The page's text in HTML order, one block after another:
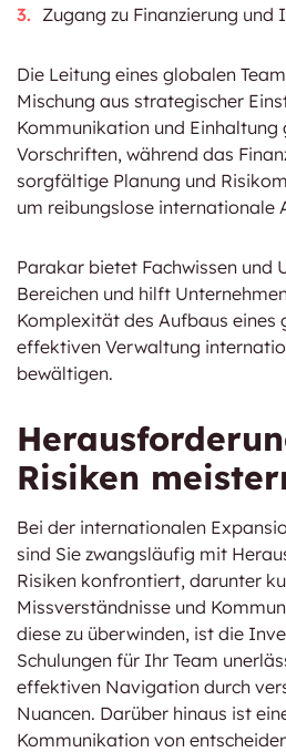
Zugang zu Finanzierung und
Die Leitung eines globalen
Mischung aus strategischer
Kommunikation und Einhaltung
Vorschriften, während das
sorgfältige Planung und
um reibungslose internationale
Parakar bietet Fachwissen und
Bereichen und hilft
Komplexität des Aufbaus eines
effektiven Verwaltung
bewältigen.
Risiken
Bei der internationalen
sind Sie zwangsläufig mit
Risiken konfrontiert, darunter
Missverständnisse und
diese zu überwinden, ist die
Schulungen für Ihr Team
effektiven Navigation durch
Nuancen. Darüber hinaus ist
Kommunikation von